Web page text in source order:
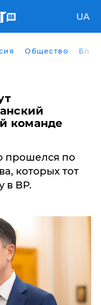
UA
Общество
команде
прошелся по
которых тот
в ВР.